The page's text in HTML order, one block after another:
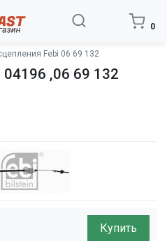
0
Febi 06 69 132
04196 ,06 69 132
Купить